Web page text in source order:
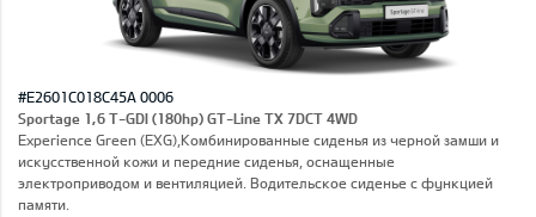
#E2601C018C45A 0006
Sportage 1,6 T-GDI (180hp) GT-Line TX 7DCT 4WD
Experience Green (EXG),Комбинированные сиденья из черной замши и
искусственной кожи и передние сиденья, оснащенные
электроприводом и вентиляцией. Водительское сиденье с функцией
памяти.